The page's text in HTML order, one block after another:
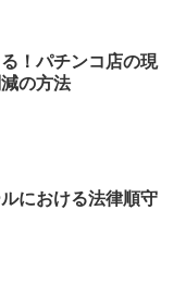
！パチンコ店の現
の方法
における法律順守